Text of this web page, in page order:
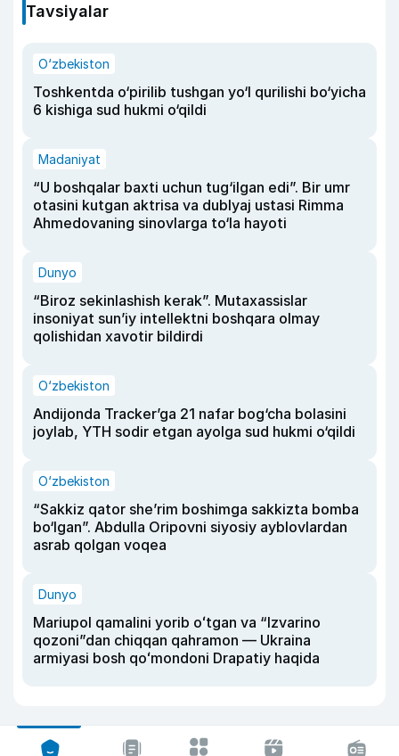
Tavsiyalar
O‘zbekiston
Toshkentda o‘pirilib tushgan yo‘l qurilishi bo‘yicha
6 kishiga sud hukmi o‘qildi
Madaniyat
“U boshqalar baxti uchun tug‘ilgan edi”. Bir umr
otasini kutgan aktrisa va dublyaj ustasi Rimma
Ahmedovaning sinovlarga to‘la hayoti
Dunyo
“Biroz sekinlashish kerak”. Mutaxassislar
insoniyat sun’iy intellektni boshqara olmay
qolishidan xavotir bildirdi
O‘zbekiston
Andijonda Tracker’ga 21 nafar bog‘cha bolasini
joylab, YTH sodir etgan ayolga sud hukmi o‘qildi
O‘zbekiston
“Sakkiz qator she’rim boshimga sakkizta bomba
bo‘lgan”. Abdulla Oripovni siyosiy ayblovlardan
asrab qolgan voqea
Dunyo
Mariupol qamalini yorib oʻtgan va “Izvarino
qozoni”dan chiqqan qahramon — Ukraina
armiyasi bosh qoʻmondoni Drapatiy haqida